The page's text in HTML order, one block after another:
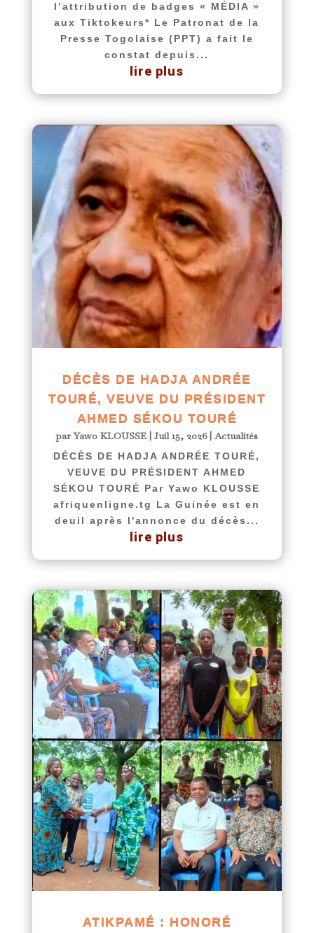
l’attribution de badges « MÉDIA »
aux Tiktokeurs* Le Patronat de la
Presse Togolaise (PPT) a fait le
constat depuis...
lire plus
DÉCÈS DE HADJA ANDRÉE
TOURÉ, VEUVE DU PRÉSIDENT
AHMED SÉKOU TOURÉ
parYawo KLOUSSE |Juil 15, 2026|Actualités
DÉCÈS DE HADJA ANDRÉE TOURÉ,
VEUVE DU PRÉSIDENT AHMED
SÉKOU TOURÉ Par Yawo KLOUSSE
afriquenligne.tg La Guinée est en
deuil après l'annonce du décès...
lire plus
ATIKPAMÉ : HONORÉ